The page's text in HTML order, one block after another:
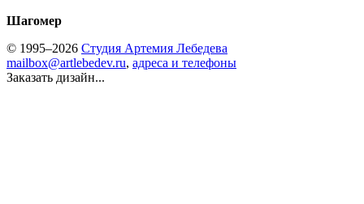
Шагомер
© 1995–2026 Студия Артемия Лебедева
mailbox@artlebedev.ru, адреса и телефоны
Заказать дизайн...